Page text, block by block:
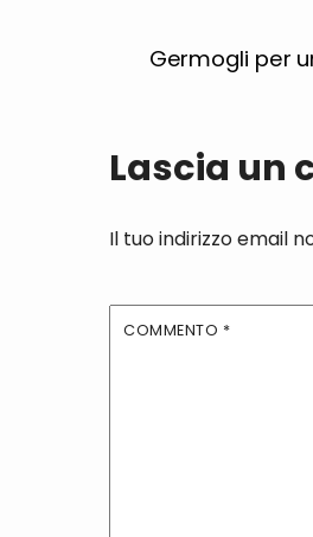
Germogli per
Lascia un
Il tuo indirizzo email
COMMENTO *